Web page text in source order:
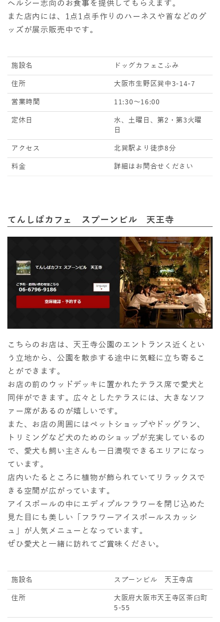
ヘルシー志向のお食事を提供してもらえます。
また店内には、1点1点手作りのハーネスや首などのグ
ッズが展示販売中です。
施設名 ドッグカフェこふみ
住所 大阪市生野区巽中3-14-7
営業時間 11:30～16:00
定休日
水、土曜日、第2・第3火曜
日
アクセス 北巽駅より徒歩8分
料金 詳細はお問合せください
てんしばカフェ スプーンビル 天王寺
こちらのお店は、天王寺公園のエントランス近くとい
う立地から、公園を散歩する途中に気軽に立ち寄るこ
とができます。
お店の前のウッドデッキに置かれたテラス席で愛犬と
同伴ができます。広々としたテラスには、大きなソフ
ァー席があるのが嬉しいです。
また、お店の周囲にはペットショップやドッグラン、
トリミングなど犬のためのショップが充実しているの
で、愛犬も飼い主さんも一日満喫できるエリアになっ
ています。
店内いたるところに植物が飾られていてリラックスで
きる空間が広がっています。
アイスボールの中にエディプルフラワーを閉じ込めた
見た目にも美しい「フラワーアイスボールスカッシ
ュ」が人気メニューとなっています。
ぜひ愛犬と一緒に訪れてご賞味ください。
施設名 スプーンビル 天王寺店
住所
大阪府大阪市天王寺区茶臼町
5-55